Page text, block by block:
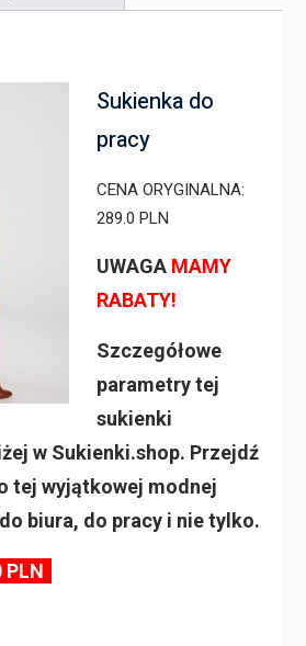
Sukienka do
pracy
CENA ORYGINALNA:
289.0 PLN
UWAGA MAMY
RABATY!
Szczegółowe
parametry tej
sukienki
w Sukienki.shop. Przejdź
tej wyjątkowej modnej
biura, do pracy i nie tylko.
PLN